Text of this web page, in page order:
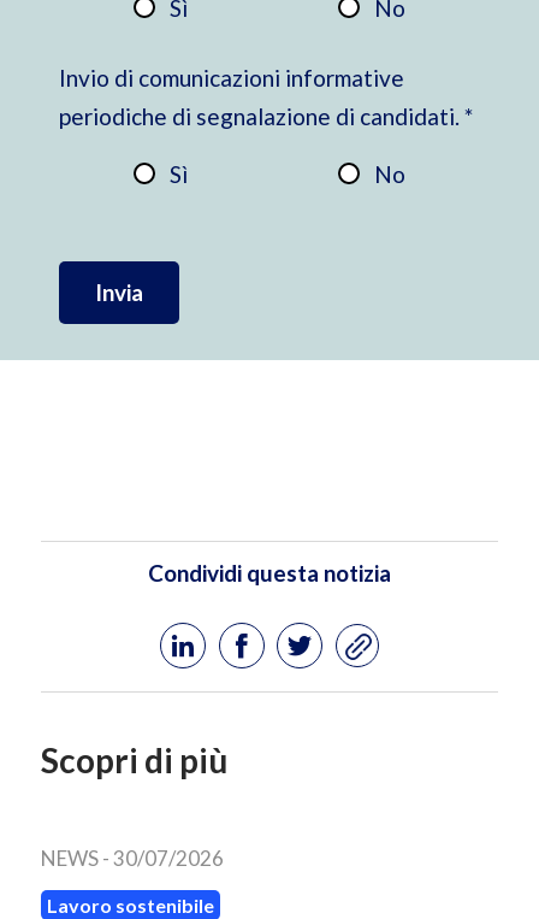
Sì No
Invio di comunicazioni informative
periodiche di segnalazione di candidati. *
Sì No
Invia
Condividi questa notizia
Scopri di più
NEWS -30/07/2026
Lavoro sostenibile